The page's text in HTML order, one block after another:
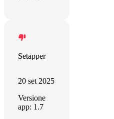
Setapper
20 set 2025
Versione
app: 1.7